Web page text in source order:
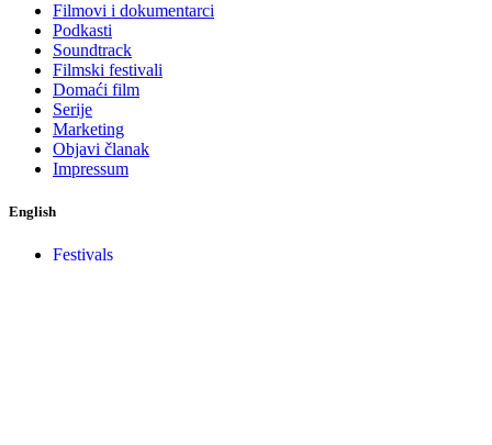
Filmovi i dokumentarci
Podkasti
Soundtrack
Filmski festivali
Domaći film
Serije
Marketing
Objavi članak
Impressum
English
Festivals